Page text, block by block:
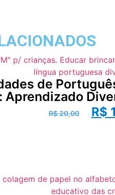
de
Aprendizado
R$20,00 R$